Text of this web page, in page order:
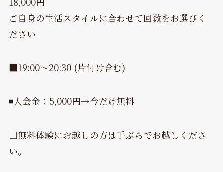
ご自身の生活スタイルに合わせて回数をお選びく
ださい
■19:00〜20:30 (片付け含む)
◾️入会金：5,000円→今だけ無料
□無料体験にお越しの方は手ぶらでお越しくださ
い。